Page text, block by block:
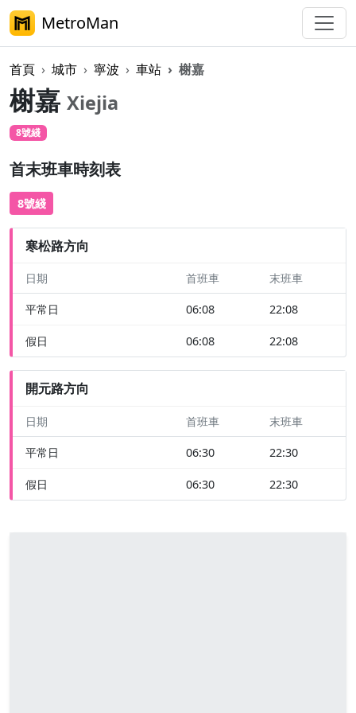
MetroMan
首頁 城市 寧波 車站 榭嘉
榭嘉 Xiejia
8號綫
首末班車時刻表
8號綫
寒松路方向
日期 首班車 末班車
平常日 06:08 22:08
假日 06:08 22:08
開元路方向
日期 首班車 末班車
平常日 06:30 22:30
假日 06:30 22:30